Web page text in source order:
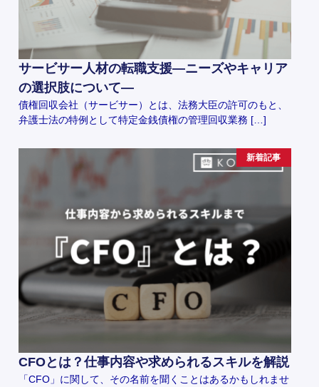
サービサー人材の転職支援―ニーズやキャリア
の選択肢について―
債権回収会社（サービサー）とは、法務大臣の許可のもと、
弁護士法の特例として特定金銭債権の管理回収業務 […]
新着記事
CFOとは？仕事内容や求められるスキルを解説
「CFO」に関して、その名前を聞くことはあるかもしれませ